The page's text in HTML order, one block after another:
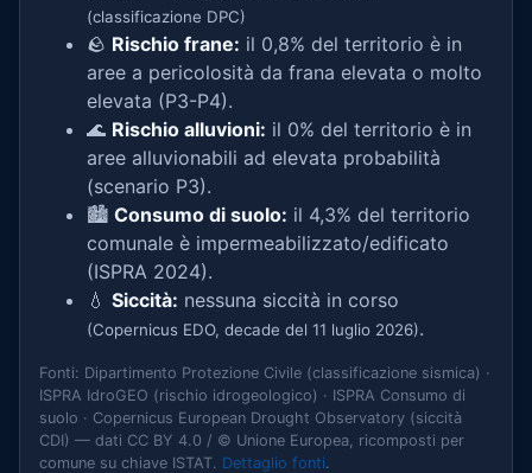
(classificazione DPC)
🪨 Rischio frane: il 0,8% del territorio è in
aree a pericolosità da frana elevata o molto
elevata (P3-P4).
🌊 Rischio alluvioni: il 0% del territorio è in
aree alluvionabili ad elevata probabilità
(scenario P3).
🏙️ Consumo di suolo: il 4,3% del territorio
comunale è impermeabilizzato/edificato
(ISPRA 2024).
💧 Siccità: nessuna siccità in corso
(Copernicus EDO, decade del 11 luglio 2026).
Fonti: Dipartimento Protezione Civile (classificazione sismica) ·
ISPRA IdroGEO (rischio idrogeologico) · ISPRA Consumo di
suolo · Copernicus European Drought Observatory (siccità
CDI) — dati CC BY 4.0 / © Unione Europea, ricomposti per
comune su chiave ISTAT. Dettaglio fonti.